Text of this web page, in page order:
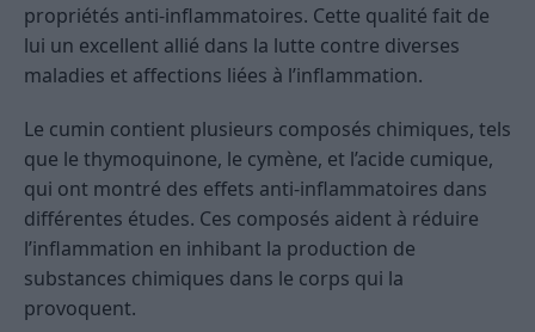
propriétés anti-inflammatoires. Cette qualité fait de
lui un excellent allié dans la lutte contre diverses
maladies et affections liées à l’inflammation.
Le cumin contient plusieurs composés chimiques, tels
que le thymoquinone, le cymène, et l’acide cumique,
qui ont montré des effets anti-inflammatoires dans
différentes études. Ces composés aident à réduire
l’inflammation en inhibant la production de
substances chimiques dans le corps qui la
provoquent.